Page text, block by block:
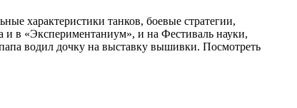
характеристики танков, боевые стратегии,
и в «Экспериментаниум», и на Фестиваль науки,
водил дочку на выставку вышивки. Посмотреть